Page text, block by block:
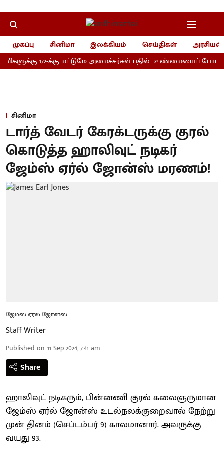
முகப்பு சினிமா இலக்கியம் செய்திகள்
அரசியல்
172-க்கு மட்டுமே அமைச்சர்கள் பதில்... உண்மையைப்
சினிமா
டார்த் வேடர் கேரக்டருக்கு குரல்
கொடுத்த ஹாலிவுட் நடிகர்
ஜேம்ஸ் ஏர்ல் ஜோன்ஸ் மரணம்!
ஜேம்ஸ் ஏர்ல் ஜோன்ஸ்
Staff Writer
Published on:11 Sep 2024, 7:41 am
Share
ஹாலிவுட் நடிகரும், பின்னணி குரல் கலைஞருமான
ஜேம்ஸ் ஏர்ல் ஜோன்ஸ் உடல்நலக்குறைவால் நேற்று
முன் தினம் (செப்டம்பர் 9) காலமானார். அவருக்கு
வயது 93.